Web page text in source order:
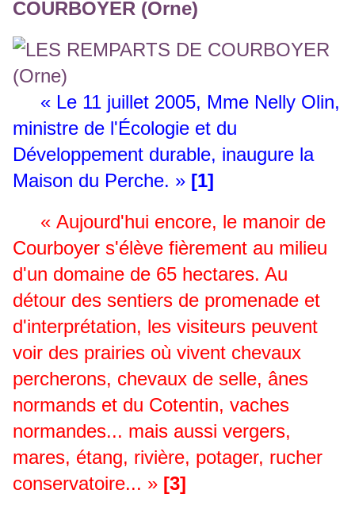
« Le 11 juillet 2005, Mme Nelly Olin,
ministre de l'Écologie et du
Développement durable, inaugure la
Maison du Perche. » [1]
« Aujourd'hui encore, le manoir de
Courboyer s'élève fièrement au milieu
d'un domaine de 65 hectares. Au
détour des sentiers de promenade et
d'interprétation, les visiteurs peuvent
voir des prairies où vivent chevaux
percherons, chevaux de selle, ânes
normands et du Cotentin, vaches
normandes... mais aussi vergers,
mares, étang, rivière, potager, rucher
conservatoire... » [3]